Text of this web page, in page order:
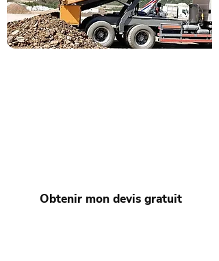
Obtenir mon devis gratuit